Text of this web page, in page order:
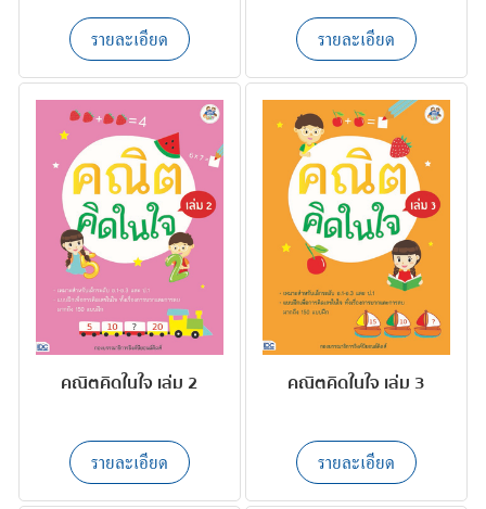
รายละเอียด รายละเอียด
คณิตคิดในใจ เล่ม 2
รายละเอียด
คณิตคิดในใจ เล่ม 3
รายละเอียด